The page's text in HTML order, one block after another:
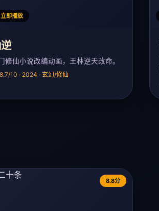
即播放
修仙小说改编动画，王林逆天改命。
8.7/10 · 2024 · 玄幻/修仙
8.8分